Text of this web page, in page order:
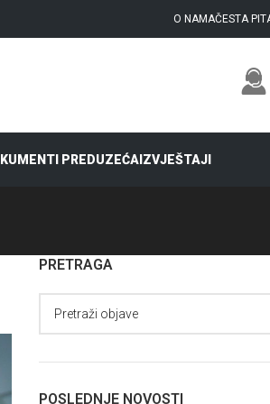
O NAMAČESTA
PREDUZEĆAIZVJEŠTAJI
PRETRAGA
POSLEDNJE NOVOSTI